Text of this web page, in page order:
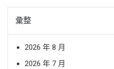
彙整
2026 年 8 月
2026 年 7 月